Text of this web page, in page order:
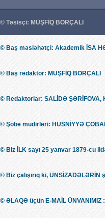
© Təsisçi: MÜŞFİQ BORÇALI
© Baş məsləhətçi: Akademik İSA
© Baş redaktor: MÜŞFİQ BORÇALI
© Redaktorlar: SALİDƏ ŞƏRİFOVA,
© Şöbə müdirləri: HÜSNİYYƏ
© Biz İLK sayı 25 yanvar 1879-cu
© Biz çalışırıq ki,
© ƏLAQƏ üçün E-MAİL ÜNVANIMIZ